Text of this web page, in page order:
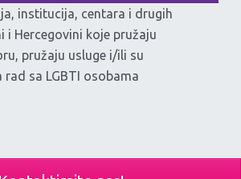
institucija, centara i drugih
i Hercegovini koje pružaju
pružaju usluge i/ili su
rad sa LGBTI osobama